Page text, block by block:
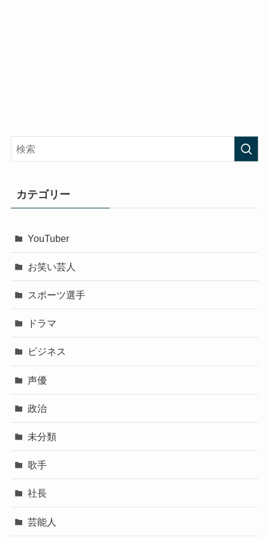
カテゴリー
YouTuber
お笑い芸人
スポーツ選手
ドラマ
ビジネス
声優
政治
未分類
歌手
社長
芸能人